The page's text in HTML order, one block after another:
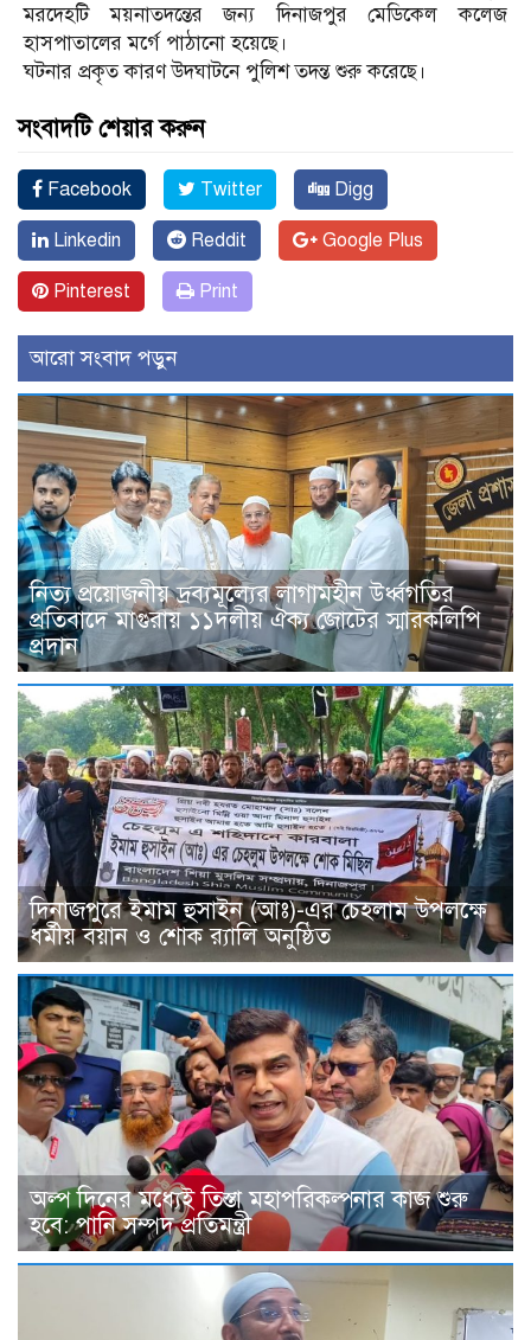
মরদেহটি ময়নাতদন্তের জন্য দিনাজপুর মেডিকেল কলেজ
হাসপাতালের মর্গে পাঠানো হয়েছে।
ঘটনার প্রকৃত কারণ উদঘাটনে পুলিশ তদন্ত শুরু করেছে।
সংবাদটি শেয়ার করুন
Facebook Twitter Digg
Linkedin Reddit Google Plus
Pinterest Print
আরো সংবাদ পড়ুন
নিত্য প্রয়োজনীয় দ্রব্যমূল্যের লাগামহীন উর্ধ্বগতির
প্রতিবাদে মাগুরায় ১১দলীয় ঐক্য জোটের স্মারকলিপি
প্রদান
দিনাজপুরে ইমাম হুসাইন (আঃ)-এর চেহলাম উপলক্ষে
ধর্মীয় বয়ান ও শোক র‍্যালি অনুষ্ঠিত
অল্প দিনের মধ্যেই তিস্তা মহাপরিকল্পনার কাজ শুরু
হবে: পানি সম্পদ প্রতিমন্ত্রী